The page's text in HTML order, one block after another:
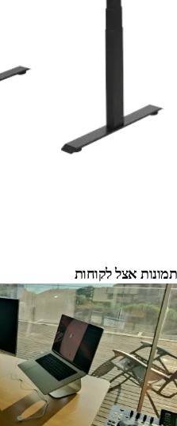
תמונות אצל לקוחות